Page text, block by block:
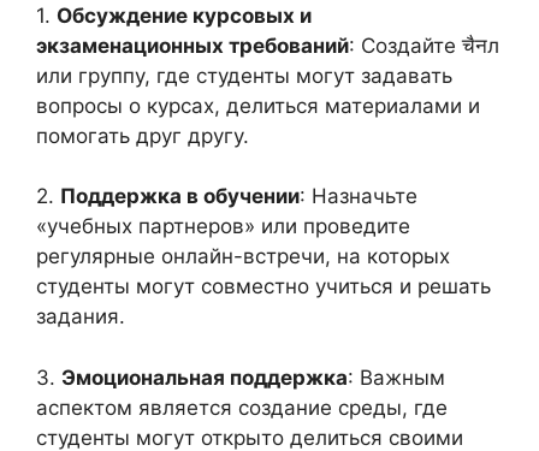
1. Обсуждение курсовых и
экзаменационных требований: Создайте चैनл
или группу, где студенты могут задавать
вопросы о курсах, делиться материалами и
помогать друг другу.
2. Поддержка в обучении: Назначьте
«учебных партнеров» или проведите
регулярные онлайн-встречи, на которых
студенты могут совместно учиться и решать
задания.
3. Эмоциональная поддержка: Важным
аспектом является создание среды, где
студенты могут открыто делиться своими